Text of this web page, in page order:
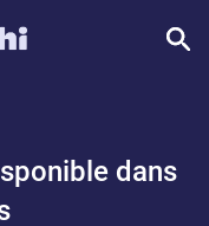
dans